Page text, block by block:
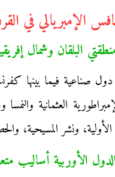
صناعية فيما بينها
العثمانية
الأولية، ونشر المسيحية،